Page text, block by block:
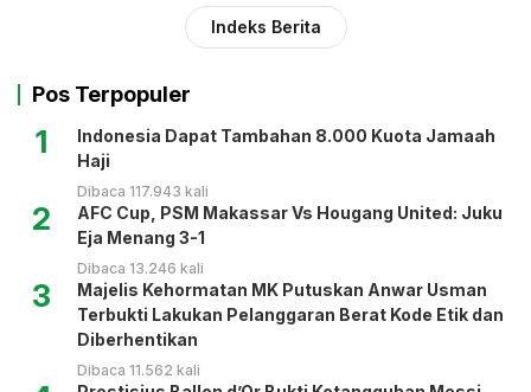
Indeks Berita
Pos Terpopuler
1
Indonesia Dapat Tambahan 8.000 Kuota Jamaah
Haji
Dibaca 117.943 kali
2
AFC Cup, PSM Makassar Vs Hougang United: Juku
Eja Menang 3-1
Dibaca 13.246 kali
3
Majelis Kehormatan MK Putuskan Anwar Usman
Terbukti Lakukan Pelanggaran Berat Kode Etik dan
Diberhentikan
Dibaca 11.562 kali